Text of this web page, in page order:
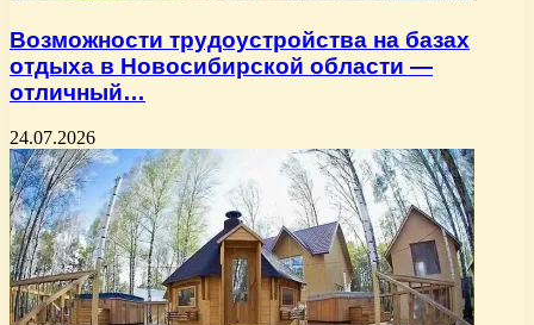
Возможности трудоустройства на базах
отдыха в Новосибирской области —
отличный…
24.07.2026